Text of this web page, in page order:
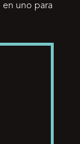
en uno para